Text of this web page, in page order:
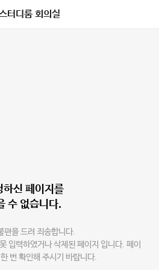
터디룸 회의실
하신 페이지를
수 없습니다.
편을 드려 죄송합니다.
입력하였거나 삭제된 페이지 입니다. 페이
번 확인해 주시기 바랍니다.